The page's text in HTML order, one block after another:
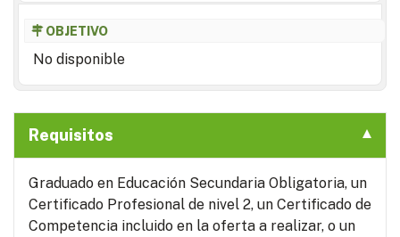
OBJETIVO
No disponible
Requisitos
Graduado en Educación Secundaria Obligatoria, un
Certificado Profesional de nivel 2, un Certificado de
Competencia incluido en la oferta a realizar, o un